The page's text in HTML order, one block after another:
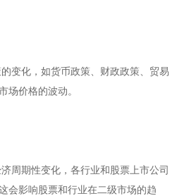
化，如货币政策、财政政策、贸易
场价格的波动。
期性变化，各行业和股票上市公司
会影响股票和行业在二级市场的趋